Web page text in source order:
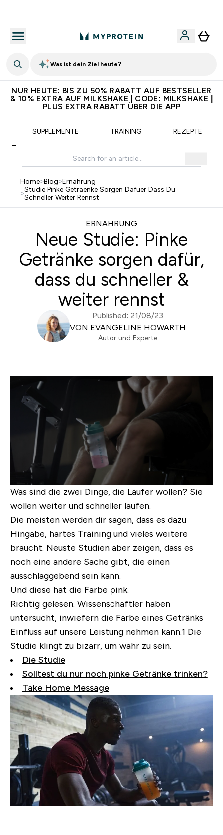
Was ist dein Ziel heute?
NUR HEUTE: BIS ZU 50% RABATT AUF BESTSELLER
& 10% EXTRA AUF MILKSHAKE | CODE: MILKSHAKE |
PLUS EXTRA RABATT ÜBER DIE APP
SUPPLEMENTE TRAINING REZEPTE
Home>Blog>Ernahrung
>Studie Pinke Getraenke Sorgen Dafuer Dass Du
Schneller Weiter Rennst
ERNAHRUNG
Neue Studie: Pinke
Getränke sorgen dafür,
dass du schneller &
weiter rennst
Published: 21/08/23
VON EVANGELINE HOWARTH
Autor und Experte
Was sind die zwei Dinge, die Läufer wollen? Sie
wollen weiter und schneller laufen.
Die meisten werden dir sagen, dass es dazu
Hingabe, hartes Training und vieles weitere
braucht. Neuste Studien aber zeigen, dass es
noch eine andere Sache gibt, die einen
ausschlaggebend sein kann.
Und diese hat die Farbe pink.
Richtig gelesen. Wissenschaftler haben
untersucht, inwiefern die Farbe eines Getränks
Einfluss auf unsere Leistung nehmen kann.1 Die
Studie klingt zu bizarr, um wahr zu sein.
Die Studie
Solltest du nur noch pinke Getränke trinken?
Take Home Message